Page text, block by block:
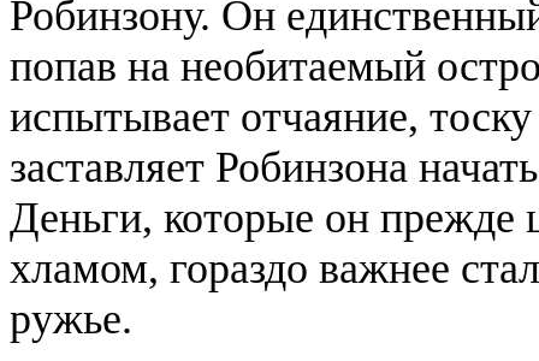
Робинзону. Он
попав на необитаемый
испытывает отчаяние,
заставляет Робинзона
Деньги, которые он прежде
хламом, гораздо важнее
ружье.